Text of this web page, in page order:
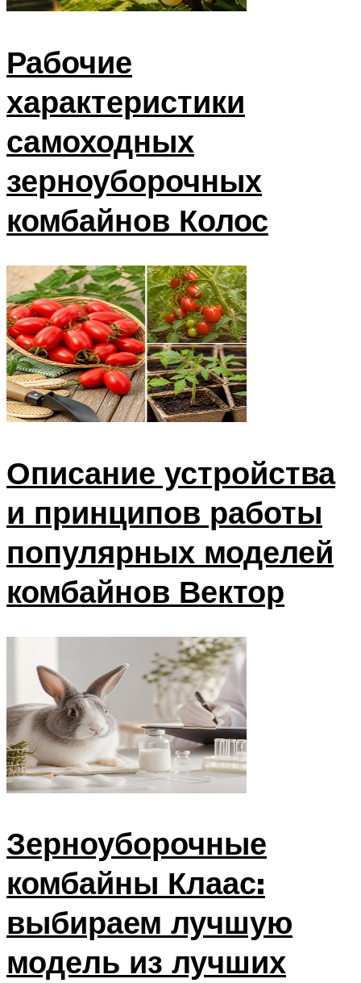
Рабочие
характеристики
самоходных
зерноуборочных
комбайнов Колос
Описание устройства
и принципов работы
популярных моделей
комбайнов Вектор
Зерноуборочные
комбайны Клаас:
выбираем лучшую
модель из лучших